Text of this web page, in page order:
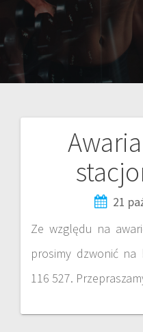
21
Ze względu na
prosimy dzwonić
116 527.